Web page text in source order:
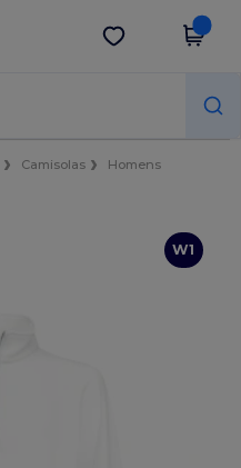
Obter app
Camisolas
Homens
W1